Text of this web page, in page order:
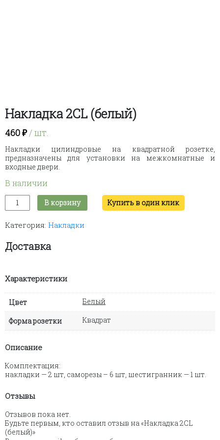
Накладка 2CL (белый)
460₽/ шт.
Накладки цилиндровые на квадратной розетке,
предназначены для установки на межкомнатные и
входные двери.
В наличии
Количество
товара
2CL
В корзину Купить в один клик
Категория: Накладки
Доставка
Характеристики
Цвет Белый
Форма розетки Квадрат
Описание
Комплектация:
накладки — 2 шт, саморезы – 6 шт, шестигранник — 1 шт.
Отзывы
Отзывов пока нет.
Будьте первым, кто оставил отзыв на «Накладка 2CL
(белый)»